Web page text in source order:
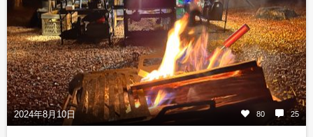
2024年8月10日 80 25